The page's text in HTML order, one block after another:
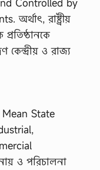
রাষ্ট্রীয়
কেন্দ্রীয় ও রাজ্য
State
ও পরিচালনা